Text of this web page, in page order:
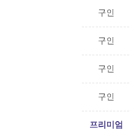
구인
구인
구인
구인
프리미엄